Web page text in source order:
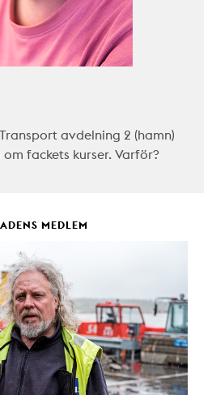
avdelning 2 (hamn)
fackets kurser. Varför?
MEDLEM